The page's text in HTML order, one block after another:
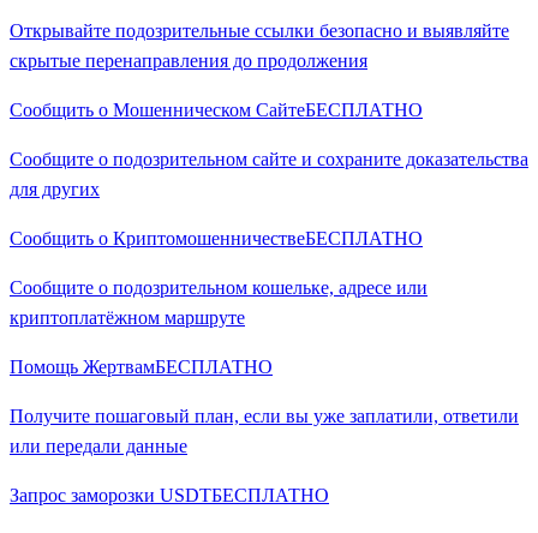
Открывайте подозрительные ссылки безопасно и выявляйте
скрытые перенаправления до продолжения
Сообщить о Мошенническом СайтеБЕСПЛАТНО
Сообщите о подозрительном сайте и сохраните доказательства
для других
Сообщить о КриптомошенничествеБЕСПЛАТНО
Сообщите о подозрительном кошельке, адресе или
криптоплатёжном маршруте
Помощь ЖертвамБЕСПЛАТНО
Получите пошаговый план, если вы уже заплатили, ответили
или передали данные
Запрос заморозки USDTБЕСПЛАТНО